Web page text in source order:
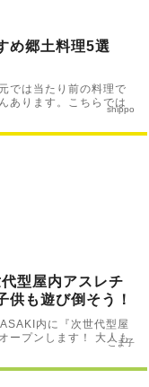
め郷土料理5選
では当たり前の料理で
あります。こちらでは
shippo
型屋内アスレチ
供も遊び倒そう！
内に『次世代型屋
ープンします！ 大人も
こま子